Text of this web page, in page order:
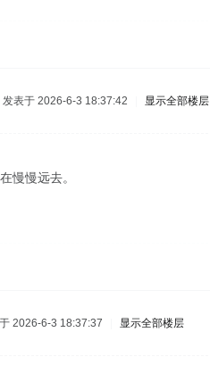
发表于 2026-6-3 18:37:42 显示全部楼层
慢慢远去。
2026-6-3 18:37:37 显示全部楼层